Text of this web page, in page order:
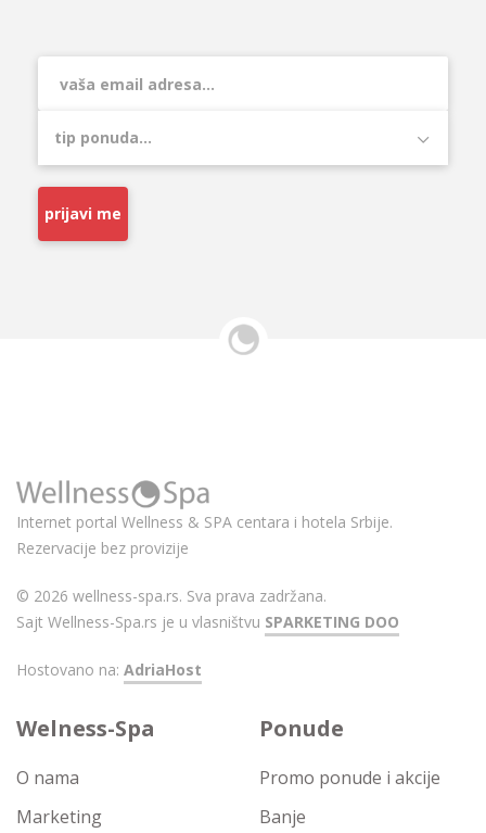
prijavi me
Internet portal Wellness & SPA centara i hotela Srbije.
Rezervacije bez provizije
© 2026 wellness-spa.rs. Sva prava zadržana.
Sajt Wellness-Spa.rs je u vlasništvu SPARKETING DOO
Hostovano na: AdriaHost
Welness-Spa
O nama
Marketing
Ponude
Promo ponude i akcije
Banje